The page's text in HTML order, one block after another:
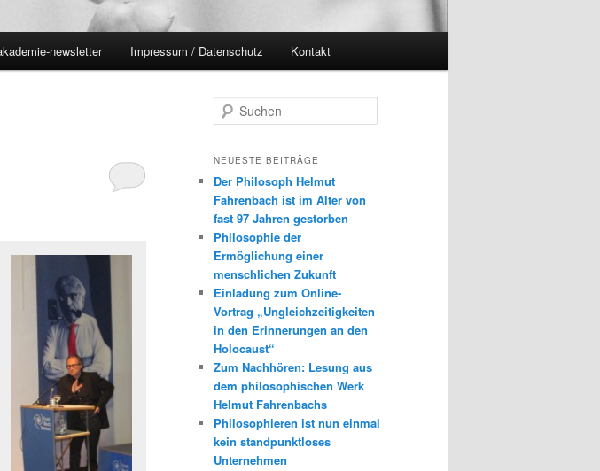
newsletter Impressum / Datenschutz Kontakt
u
h
n
NEUESTE BEITRÄGE
Der Philosoph Helmut
Fahrenbach ist im Alter von
fast 97 Jahren gestorben
Philosophie der
Ermöglichung einer
menschlichen Zukunft
Einladung zum Online-
Vortrag „Ungleichzeitigkeiten
in den Erinnerungen an den
Holocaust“
Zum Nachhören: Lesung aus
dem philosophischen Werk
Helmut Fahrenbachs
Philosophieren ist nun einmal
kein standpunktloses
Unternehmen